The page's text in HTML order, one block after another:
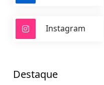
Instagram
Destaque